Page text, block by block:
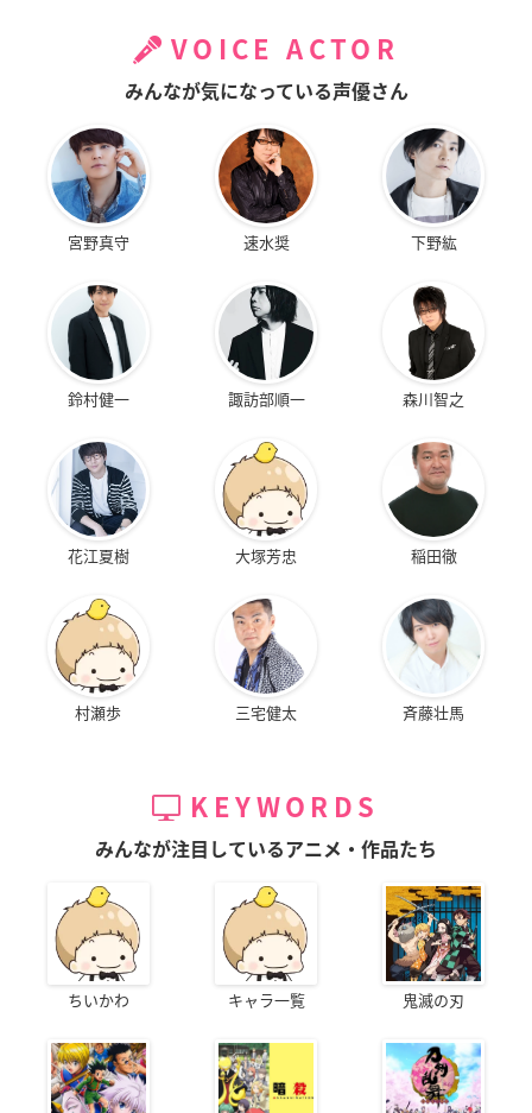
VOICE ACTOR
みんなが気になっている声優さん
宮野真守 速水奨 下野紘
鈴村健一 諏訪部順一 森川智之
花江夏樹 大塚芳忠 稲田徹
村瀬歩 三宅健太 斉藤壮馬
KEYWORDS
みんなが注目しているアニメ・作品たち
ちいかわ キャラ一覧 鬼滅の刃